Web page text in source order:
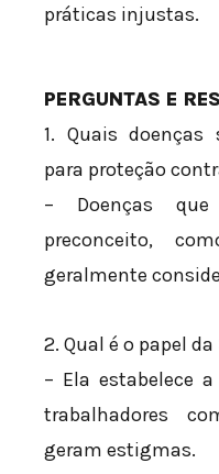
práticas injustas.
PERGUNTAS E
1. Quais doenças
para proteção
– Doenças
preconceito,
geralmente
2. Qual é o papel
– Ela estabelece
trabalhadores
geram estigmas.